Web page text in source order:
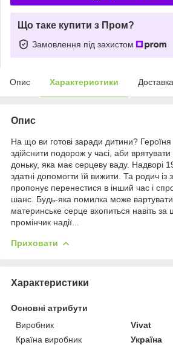
Що таке купити з Пром?
Замовлення під захистом
Опис Характеристики Доставка
Опис
На що ви готові заради дитини? Героїня
здійснити подорож у часі, аби
доньку, яка має серцеву ваду. Надворі
здатні допомогти їй вижити. Та родич
пропонує перенестися в інший час і
шанс. Будь-яка помилка може
материнське серце вхопиться навіть за
промінчик надії...
Приховати
Характеристики
Основні атрибути
Виробник
Vivat
Країна виробник
Україна